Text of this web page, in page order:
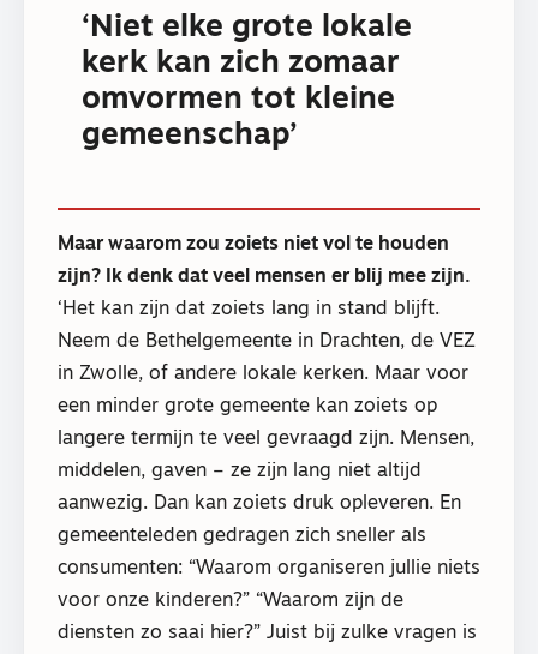
‘Niet elke grote lokale
kerk kan zich zomaar
omvormen tot kleine
gemeenschap’
Maar waarom zou zoiets niet vol te houden
zijn? Ik denk dat veel mensen er blij mee zijn.
‘Het kan zijn dat zoiets lang in stand blijft.
Neem de Bethelgemeente in Drachten, de VEZ
in Zwolle, of andere lokale kerken. Maar voor
een minder grote gemeente kan zoiets op
langere termijn te veel gevraagd zijn. Mensen,
middelen, gaven – ze zijn lang niet altijd
aanwezig. Dan kan zoiets druk opleveren. En
gemeenteleden gedragen zich sneller als
consumenten: “Waarom organiseren jullie niets
voor onze kinderen?” “Waarom zijn de
diensten zo saai hier?” Juist bij zulke vragen is